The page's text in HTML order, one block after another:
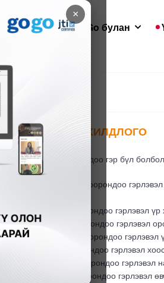
×
Мэдээ GoGo булан
ГЭР БҮЛИЙН ЗОХИЛДЛОГО
- Ижил жилтэн хоорондоо гэр бүл
Хулгана жилтэн хоорондоо
Үхэр жилтэн хоорондоо гэрлэвэл
Барс жилтэн хоорондоо гэрлэвэл
Туулай жилтэн хоорондоо гэрлэвэл
Луу жилтэн хоорондоо гэрлэвэл
Могой жилтэн хоорондоо гэрлэвэл
Морь жилтэн хоорондоо гэрлэвэл